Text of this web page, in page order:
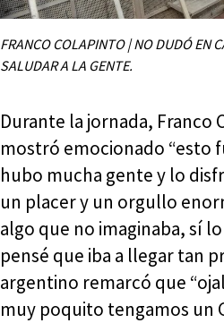
FRANCO COLAPINTO | NO DUDÓ EN
SALUDAR A LA GENTE.
Durante la jornada, Franco
mostró emocionado “esto
hubo mucha gente y lo
un placer y un orgullo
algo que no imaginaba, sí
pensé que iba a llegar tan
argentino remarcó que
muy poquito tengamos un